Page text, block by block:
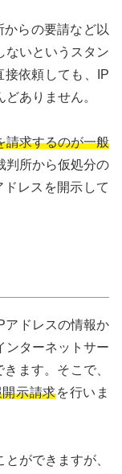
らの要請など以
ないというスタン
接依頼しても、IP
ありません。
請求するのが一般
判所から仮処分の
レスを開示して
アドレスの情報か
ンターネットサー
ます。そこで、
示請求を行いま
ができますが、